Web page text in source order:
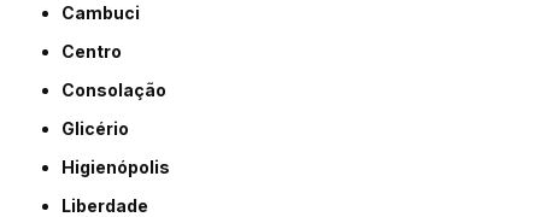
Cambuci
Centro
Consolação
Glicério
Higienópolis
Liberdade